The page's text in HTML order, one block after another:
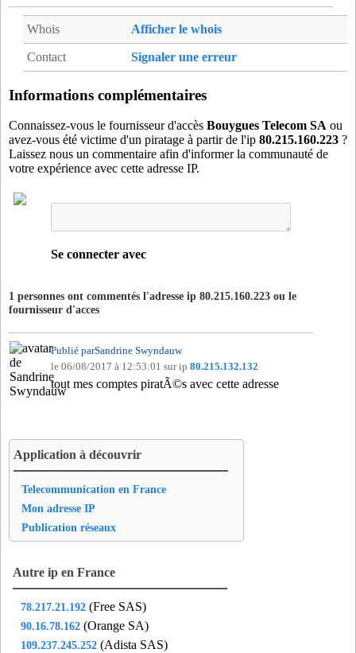
Whois Afficher le whois
Contact Signaler une erreur
Informations complémentaires
Connaissez-vous le fournisseur d'accès Bouygues Telecom SA ou
avez-vous été victime d'un piratage à partir de l'ip 80.215.160.223 ?
Laissez nous un commentaire afin d'informer la communauté de
votre expérience avec cette adresse IP.
Se connecter avec
1 personnes ont commentés l'adresse ip 80.215.160.223 ou le
fournisseur d'acces
Publié parSandrine Swyndauw
le 06/08/2017 à 12:53:01 sur ip 80.215.132.132
tout mes comptes piratÃ©s avec cette adresse
Application à découvrir
Telecommunication en France
Mon adresse IP
Publication réseaux
Autre ip en France
78.217.21.192 (Free SAS)
90.16.78.162 (Orange SA)
109.237.245.252 (Adista SAS)